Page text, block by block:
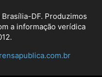
DF. Produzimos
a informação verídica